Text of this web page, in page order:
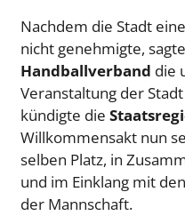
Nachdem die Stadt
nicht genehmigte,
Handballverband die
Veranstaltung der
kündigte die
Willkommensakt nun
selben Platz, in
und im Einklang mit
der Mannschaft.